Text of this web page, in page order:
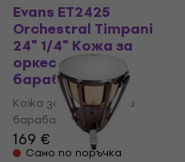
Evans ET2425
Orchestral Timpani
24" 1/4" Кожа за
оркестрови
барабани
Кожа за оркестрови
барабани
169 €
Само по поръчка